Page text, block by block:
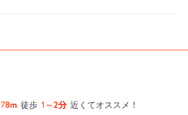
78m 徒歩 1～2分 近くてオススメ！